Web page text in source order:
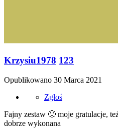
Krzysiu1978 123
Opublikowano 30 Marca 2021
Zgłoś
Fajny zestaw 🙂 moje gratulacje,
dobrze wykonana